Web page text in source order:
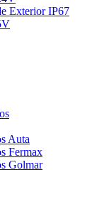
Exterior IP67
Auta
Fermax
Golmar